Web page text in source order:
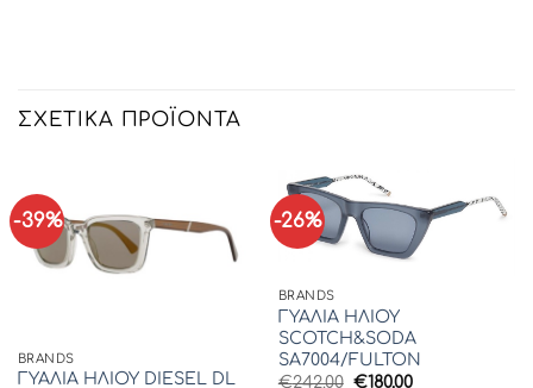
ΣΧΕΤΙΚΆ ΠΡΟΪΌΝΤΑ
-39%
BRANDS
ΓΥΑΛΙΑ ΗΛΙΟΥ DIESEL DL
-26%
BRANDS
ΓΥΑΛΙΑ ΗΛΙΟΥ
SCOTCH&SODA
SA7004/FULTON
€242.00 Original
€180.00Η